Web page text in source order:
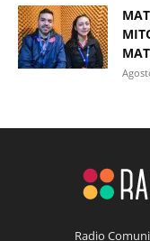
Radio